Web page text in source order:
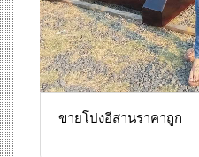
ขายโปงอีสานราคาถูก